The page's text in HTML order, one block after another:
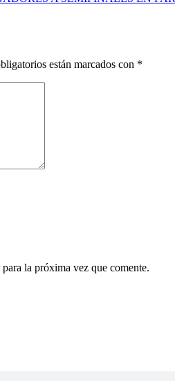
están marcados con *
la próxima vez que comente.